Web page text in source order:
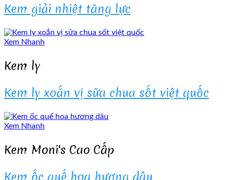
Kem giải nhiệt tăng lực
Xem Nhanh
Kem ly
Kem ly xoắn vị sữa chua sốt việt quốc
Xem Nhanh
Kem Moni's Cao Cấp